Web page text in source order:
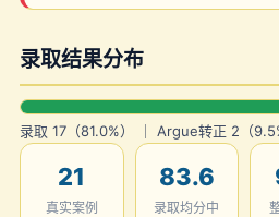
录取结果分布
录取 17（81.0%） ｜ Argue转正 2（
21
真实案例
83.6
录取均分中